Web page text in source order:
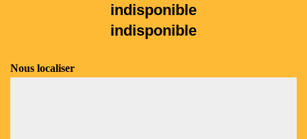
indisponible
indisponible
Nous localiser